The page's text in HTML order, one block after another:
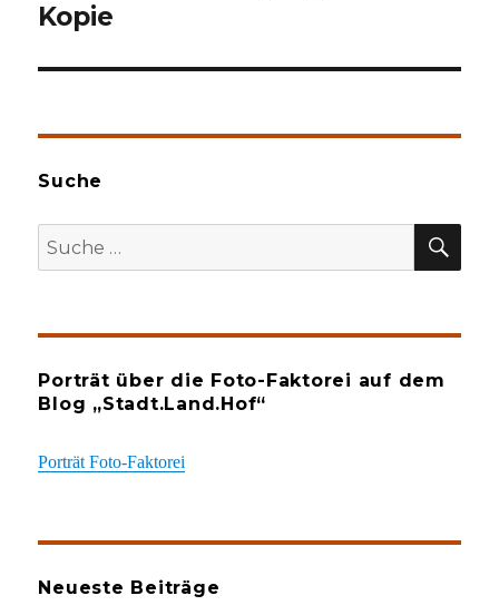
Kopie
Suche
Suche
nach:
Porträt über die Foto-Faktorei auf dem
Blog „Stadt.Land.Hof“
Porträt Foto-Faktorei
Neueste Beiträge